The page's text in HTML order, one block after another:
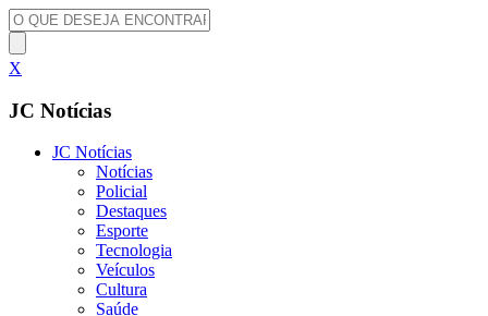
X
JC Notícias
JC Notícias
Notícias
Policial
Destaques
Esporte
Tecnologia
Veículos
Cultura
Saúde